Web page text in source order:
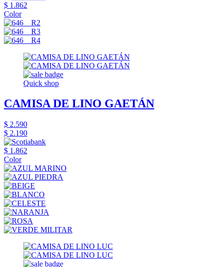
$ 1.862
Color
Quick shop
CAMISA DE LINO GAETÁN
$ 2.590
$ 2.190
$ 1.862
Color